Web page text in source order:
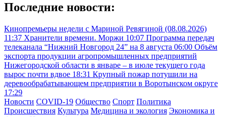
Последние новости:
Кинопремьеры недели с Мариной Ревягиной (08.08.2026)
11:37 Хранители времени. Моржи 10:07 Программа передач
телеканала “Нижний Новгород 24” на 8 августа 06:00 Объём
экспорта продукции агропромышленных предприятий
Нижегородской области в январе – в июле текущего года
вырос почти вдвое 18:31 Крупный пожар потушили на
деревообрабатывающем предприятии в Воротынском округе
17:29
Новости COVID-19 Общество Спорт Политика
Происшествия Культура Медицина и экология Экономика и